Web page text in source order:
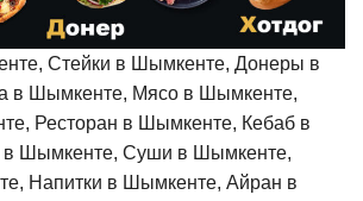
Стейки в Шымкенте, Донеры в
в Шымкенте, Мясо в Шымкенте,
Ресторан в Шымкенте, Кебаб в
Шымкенте, Суши в Шымкенте,
Напитки в Шымкенте, Айран в